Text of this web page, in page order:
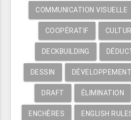
COMMUNICATION VISUELLE
COOPÉRATIF
DECKBUILDING
DESSIN DÉVELOPPEMENT
DRAFT ÉLIMINATION
ENCHÈRES ENGLISH